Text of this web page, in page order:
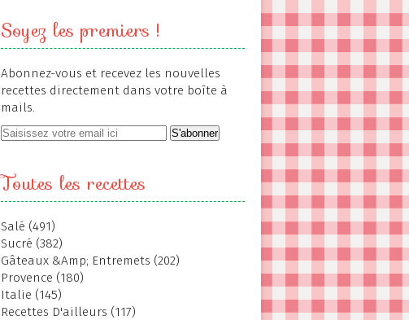
Soyez les premiers !
Abonnez-vous et recevez les nouvelles
recettes directement dans votre boîte à
mails.
Toutes les recettes
Salé (491)
Sucré (382)
Gâteaux &Amp; Entremets (202)
Provence (180)
Italie (145)
Recettes D'ailleurs (117)